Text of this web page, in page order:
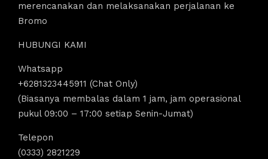
merencanakan dan melaksanakan perjalanan ke
Bromo
HUBUNGI KAMI
Whatsapp
+6281323445911 (Chat Only)
(Biasanya membalas dalam 1 jam, jam operasional
pukul 09:00 – 17:00 setiap Senin-Jumat)
Telepon
(0333) 2821229